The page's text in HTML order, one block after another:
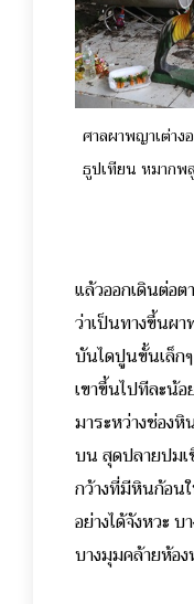
ศาลผาพญาเต่า
ธูปเทียน หมากพ
แล้วออกเดินต่อ
ว่าเป็นทางขึ้นผ
บันไดปูนขั้นเล็กๆ
เขาขึ้นไปทีละน้
มาระหว่างช่องหิ
บน สุดปลายปม
กว้างที่มีหินก้อน
อย่างได้จังหวะ
บางมุมคล้ายห้อ